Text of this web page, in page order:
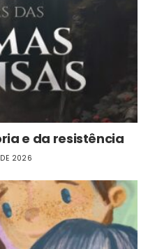
e da resistência
2026